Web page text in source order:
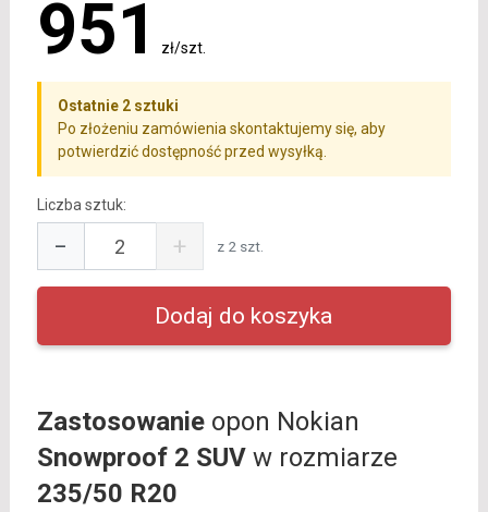
951 zł/szt.
Ostatnie 2 sztuki
Po złożeniu zamówienia skontaktujemy się, aby
potwierdzić dostępność przed wysyłką.
Liczba sztuk:
− + z 2 szt.
Zastosowanieopon Nokian
Snowproof 2 SUVw rozmiarze
235/50 R20